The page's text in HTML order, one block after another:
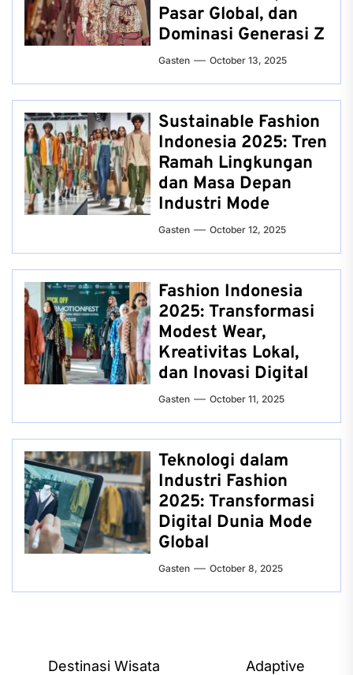
Pasar Global, dan
Dominasi Generasi Z
Gasten October 13, 2025
Sustainable Fashion
Indonesia 2025: Tren
Ramah Lingkungan
dan Masa Depan
Industri Mode
Gasten October 12, 2025
Fashion Indonesia
2025: Transformasi
Modest Wear,
Kreativitas Lokal,
dan Inovasi Digital
Gasten October 11, 2025
Teknologi dalam
Industri Fashion
2025: Transformasi
Digital Dunia Mode
Global
Gasten October 8, 2025
PostDestinasi Wisata Adaptive